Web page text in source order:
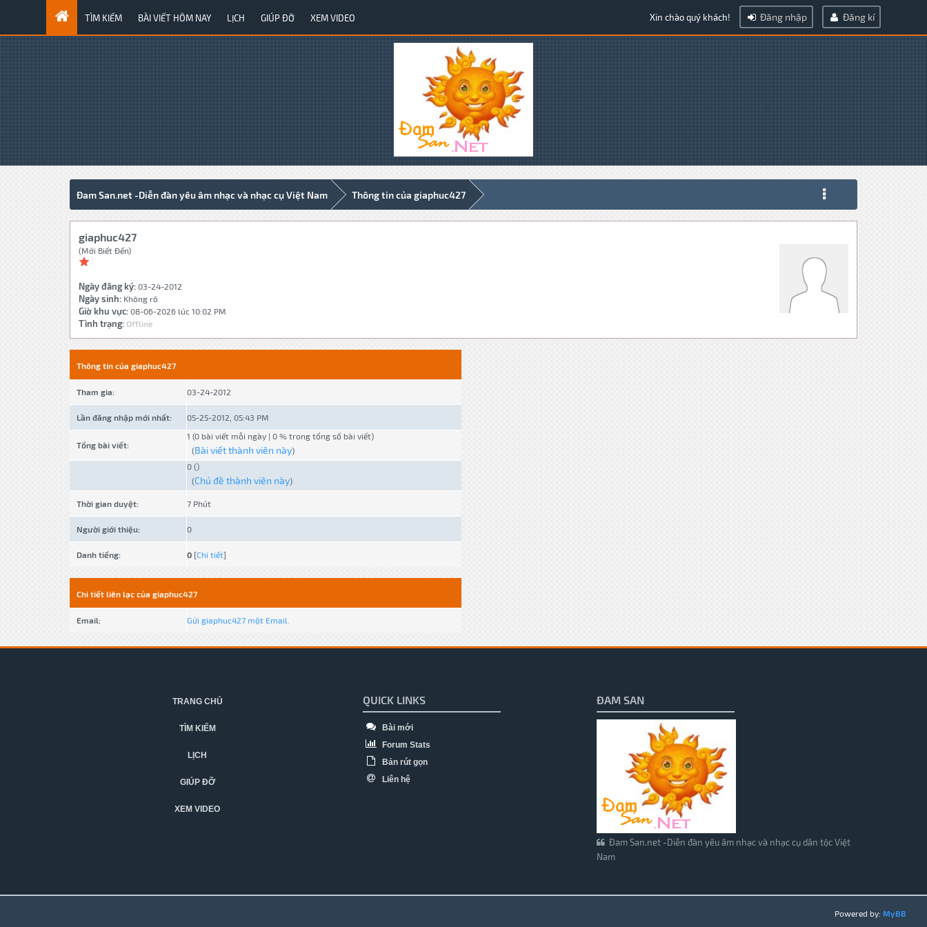
TÌM KIẾM BÀI VIẾT HÔM NAY LỊCH GIÚP ĐỠ XEM VIDEO Xin chào quý khách! Đăng nhập Đăng kí
Đam San.net -Diễn đàn yêu âm nhạc và nhạc cụ Việt Nam Thông tin của giaphuc427
giaphuc427
(Mới Biết Đến)
Ngày đăng ký:03-24-2012
Ngày sinh:Không rõ
Giờ khu vực:08-06-2026 lúc 10:02 PM
Tình trạng: Offline
Thông tin của giaphuc427
Tham gia: 03-24-2012
Lần đăng nhập mới nhất: 05-25-2012, 05:43 PM
Tổng bài viết:
1 (0 bài viết mỗi ngày | 0 % trong tổng số bài viết)
(Bài viết thành viên này)
0 ()
(Chủ đề thành viên này)
Thời gian duyệt: 7 Phút
Người giới thiệu: 0
Danh tiếng: 0 [Chi tiết]
Chi tiết liên lạc của giaphuc427
Email: Gửi giaphuc427 một Email.
TRANG CHỦ
TÌM KIẾM
LỊCH
GIÚP ĐỠ
XEM VIDEO
QUICK LINKS
Bài mới
Forum Stats
Bản rút gọn
Liên hệ
ĐAM SAN
Đam San.net -Diễn đàn yêu âm nhạc và nhạc cụ dân tộc Việt
Nam
Powered by: MyBB